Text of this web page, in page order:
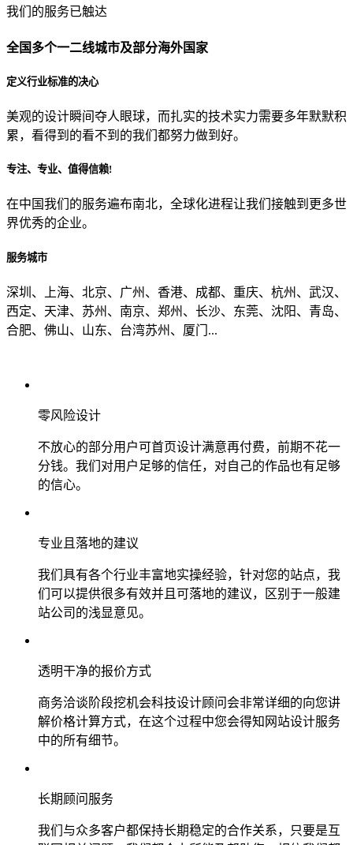
贵公司预算范围是？
贵公司的团队规模是？
目前主要的营销渠道是？
我们的服务已触达
全国多个一二线城市及部分海外国家
定义行业标准的决心
美观的设计瞬间夺人眼球，而扎实的技术实力需要多年默默积
累，看得到的看不到的我们都努力做到好。
专注、专业、值得信赖!
在中国我们的服务遍布南北，全球化进程让我们接触到更多世
界优秀的企业。
服务城市
深圳、上海、北京、广州、香港、成都、重庆、杭州、武汉、
西定、天津、苏州、南京、郑州、长沙、东莞、沈阳、青岛、
合肥、佛山、山东、台湾苏州、厦门...
零风险设计
不放心的部分用户可首页设计满意再付费，前期不花一
分钱。我们对用户足够的信任，对自己的作品也有足够
的信心。
专业且落地的建议
我们具有各个行业丰富地实操经验，针对您的站点，我
们可以提供很多有效并且可落地的建议，区别于一般建
站公司的浅显意见。
透明干净的报价方式
商务洽谈阶段挖机会科技设计顾问会非常详细的向您讲
解价格计算方式，在这个过程中您会得知网站设计服务
中的所有细节。
长期顾问服务
我们与众多客户都保持长期稳定的合作关系，只要是互